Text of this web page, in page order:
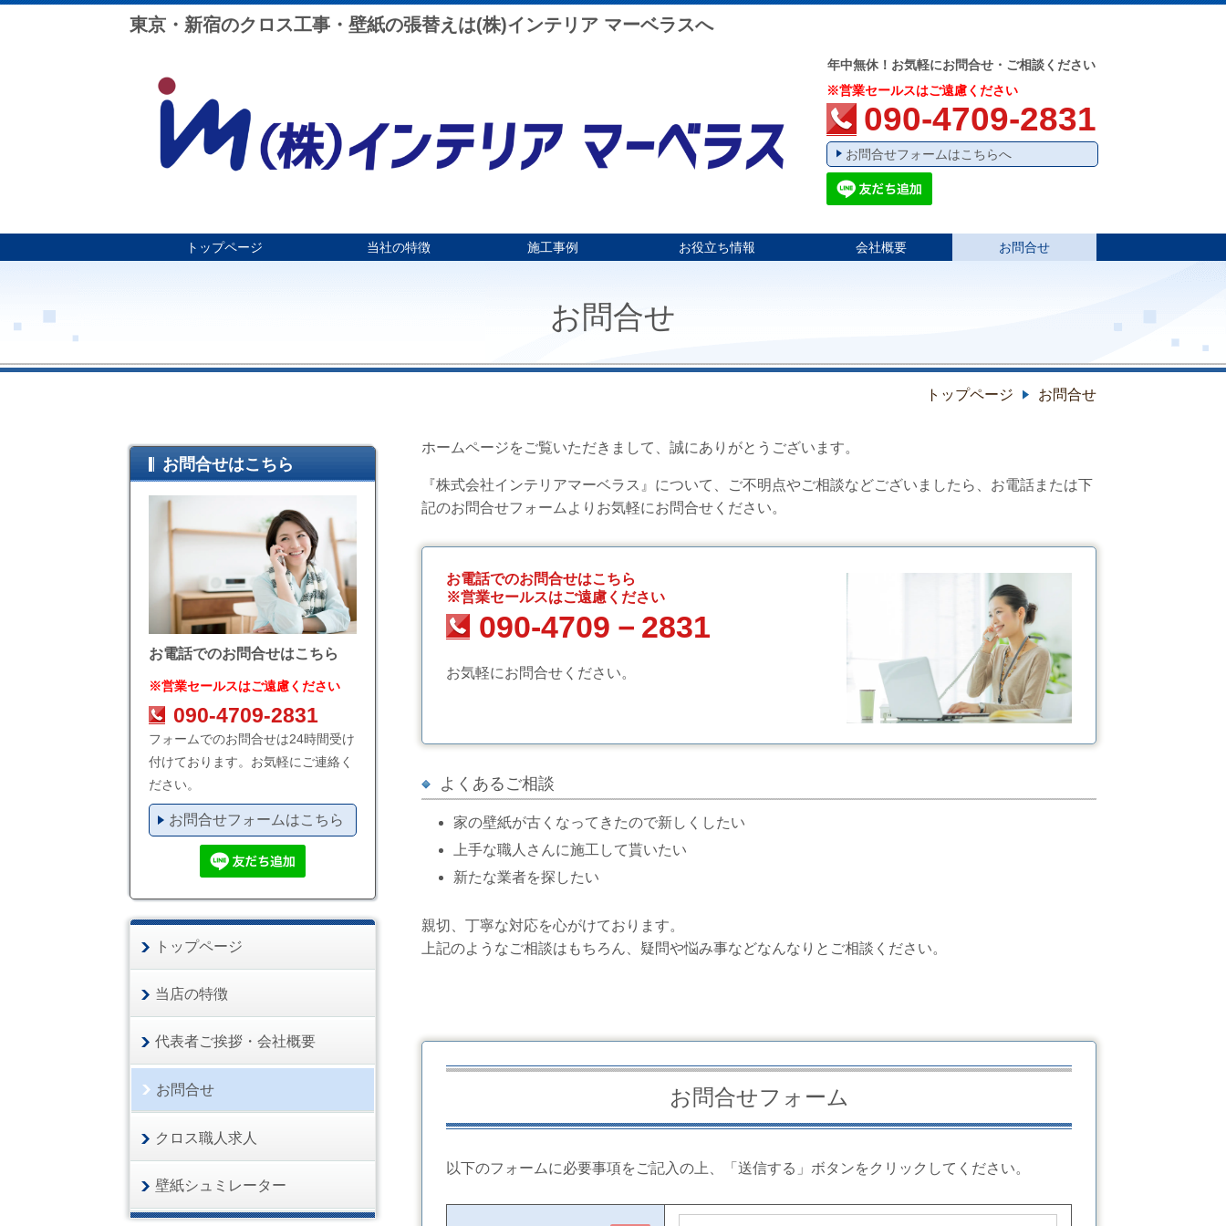
東京・新宿のクロス工事・壁紙の張替えは(株)インテリア マーベラスへ
年中無休！お気軽にお問合せ・ご相談ください
※営業セールスはご遠慮ください
090-4709-2831
お問合せフォームはこちらへ
トップページ 当社の特徴 施工事例 お役立ち情報 会社概要 お問合せ
お問合せ
トップページ お問合せ
ホームページをご覧いただきまして、誠にありがとうございます。
『株式会社インテリアマーベラス』について、ご不明点やご相談などございましたら、お電話または下
記のお問合せフォームよりお気軽にお問合せください。
お電話でのお問合せはこちら
※営業セールスはご遠慮ください
090-4709－2831
お気軽にお問合せください。
よくあるご相談
家の壁紙が古くなってきたので新しくしたい
上手な職人さんに施工して貰いたい
新たな業者を探したい
親切、丁寧な対応を心がけております。
上記のようなご相談はもちろん、疑問や悩み事などなんなりとご相談ください。
お問合せフォーム
以下のフォームに必要事項をご記入の上、「送信する」ボタンをクリックしてください。
お問合せはこちら
お電話でのお問合せはこちら
※営業セールスはご遠慮ください
090-4709-2831
フォームでのお問合せは24時間受け
付けております。お気軽にご連絡く
ださい。
お問合せフォームはこちら
トップページ
当店の特徴
代表者ご挨拶・会社概要
お問合せ
クロス職人求人
壁紙シュミレーター